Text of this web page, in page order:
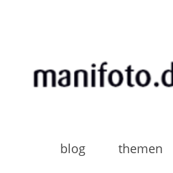
blog themen